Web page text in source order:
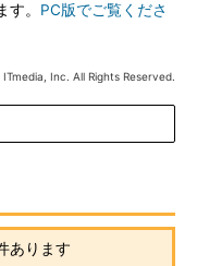
。 PC版でご覧くださ
Inc. All Rights Reserved.
あります